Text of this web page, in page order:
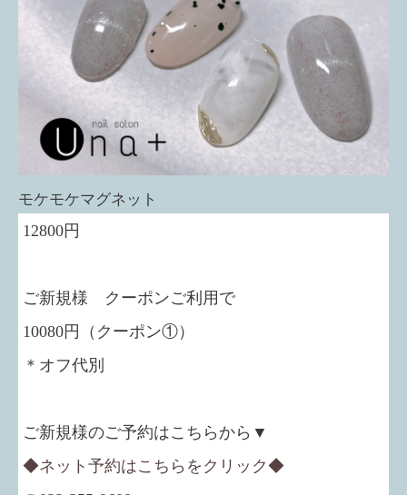
モケモケマグネット
12800円
ご新規様 クーポンご利用で
10080円（クーポン①）
＊オフ代別
ご新規様のご予約はこちらから▼
◆ネット予約はこちらをクリック◆